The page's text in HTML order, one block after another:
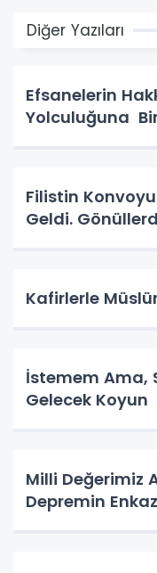
Diğer Yazıları
Efsanelerin
Yolculuğuna
Filistin
Geldi.
Kafirlerle
İstemem Ama,
Gelecek Koyun
Milli Değerimiz
Depremin